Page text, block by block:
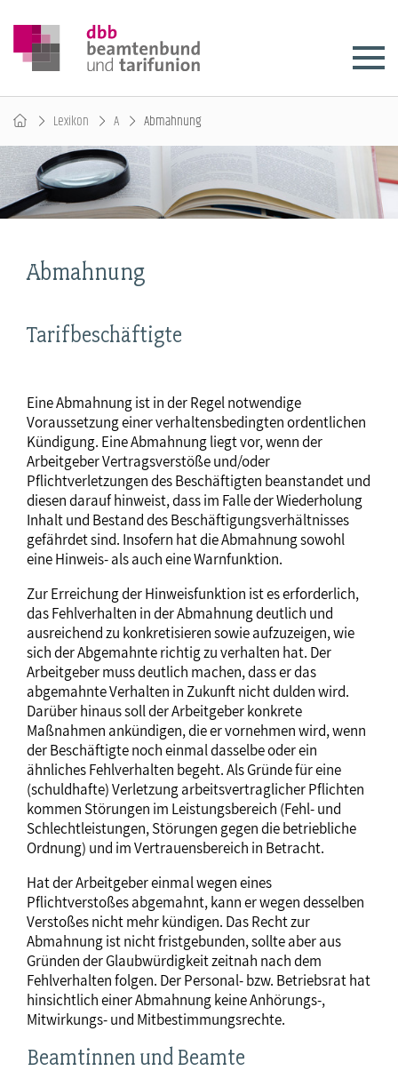
Lexikon A Abmahnung
Abmahnung
Tarifbeschäftigte
Eine Abmahnung ist in der Regel notwendige
Voraussetzung einer verhaltensbedingten ordentlichen
Kündigung. Eine Abmahnung liegt vor, wenn der
Arbeitgeber Vertragsverstöße und/oder
Pflichtverletzungen des Beschäftigten beanstandet und
diesen darauf hinweist, dass im Falle der Wiederholung
Inhalt und Bestand des Beschäftigungsverhältnisses
gefährdet sind. Insofern hat die Abmahnung sowohl
eine Hinweis- als auch eine Warnfunktion.
Zur Erreichung der Hinweisfunktion ist es erforderlich,
das Fehlverhalten in der Abmahnung deutlich und
ausreichend zu konkretisieren sowie aufzuzeigen, wie
sich der Abgemahnte richtig zu verhalten hat. Der
Arbeitgeber muss deutlich machen, dass er das
abgemahnte Verhalten in Zukunft nicht dulden wird.
Darüber hinaus soll der Arbeitgeber konkrete
Maßnahmen ankündigen, die er vornehmen wird, wenn
der Beschäftigte noch einmal dasselbe oder ein
ähnliches Fehlverhalten begeht. Als Gründe für eine
(schuldhafte) Verletzung arbeitsvertraglicher Pflichten
kommen Störungen im Leistungsbereich (Fehl- und
Schlechtleistungen, Störungen gegen die betriebliche
Ordnung) und im Vertrauensbereich in Betracht.
Hat der Arbeitgeber einmal wegen eines
Pflichtverstoßes abgemahnt, kann er wegen desselben
Verstoßes nicht mehr kündigen. Das Recht zur
Abmahnung ist nicht fristgebunden, sollte aber aus
Gründen der Glaubwürdigkeit zeitnah nach dem
Fehlverhalten folgen. Der Personal- bzw. Betriebsrat hat
hinsichtlich einer Abmahnung keine Anhörungs-,
Mitwirkungs- und Mitbestimmungsrechte.
Beamtinnen und Beamte